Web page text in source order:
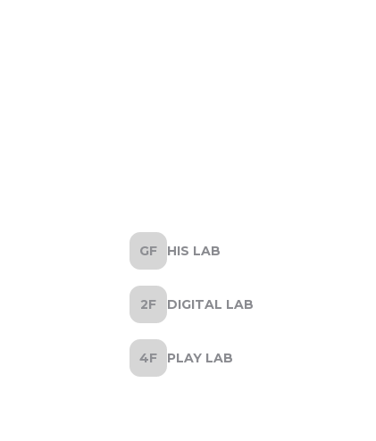
HIS LAB
DIGITAL LAB
PLAY LAB